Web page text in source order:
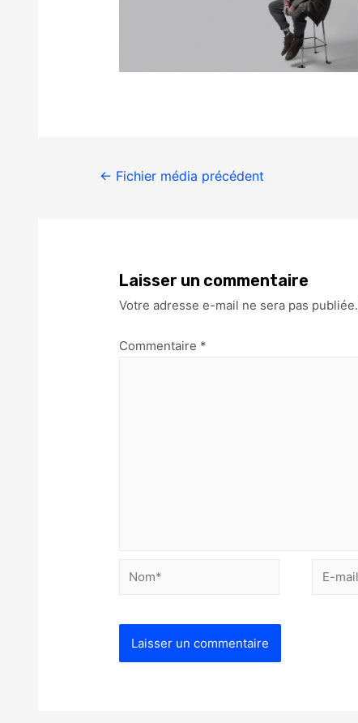
← Fichier média précédent
Laisser un commentaire
Votre adresse e-mail ne sera pas publiée.
Commentaire *